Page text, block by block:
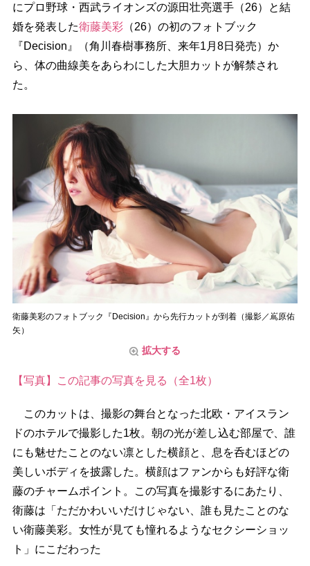
にプロ野球・西武ライオンズの源田壮亮選手（26）と結
婚を発表した衛藤美彩（26）の初のフォトブック
『Decision』（角川春樹事務所、来年1月8日発売）か
ら、体の曲線美をあらわにした大胆カットが解禁され
た。
衛藤美彩のフォトブック『Decision』から先行カットが到着（撮影／嶌原佑
矢）
拡大する
【写真】この記事の写真を見る（全1枚）
このカットは、撮影の舞台となった北欧・アイスラン
ドのホテルで撮影した1枚。朝の光が差し込む部屋で、誰
にも魅せたことのない凛とした横顔と、息を呑むほどの
美しいボディを披露した。横顔はファンからも好評な衛
藤のチャームポイント。この写真を撮影するにあたり、
衛藤は「ただかわいいだけじゃない、誰も見たことのな
い衛藤美彩。女性が見ても憧れるようなセクシーショッ
ト」にこだわった